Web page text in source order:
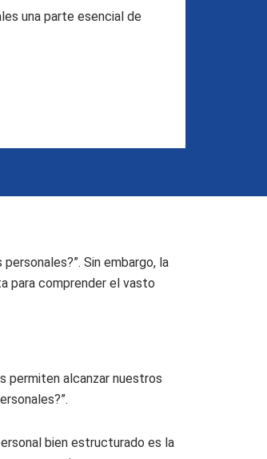
una parte esencial de
Sin embargo, la
para comprender el vasto
permiten alcanzar nuestros
bien estructurado es la